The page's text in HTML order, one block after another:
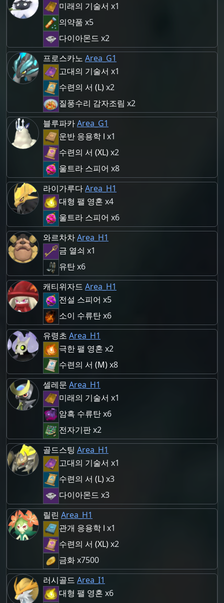
미래의 기술서 x1
의약품 x5
다이아몬드 x2
프로스카노 Area_G1
고대의 기술서 x1
수련의 서 (L)x2
질풍수리 감자조림 x2
블루파카Area_G1
운반 응용학 Ⅰ x1
수련의 서 (XL)x2
울트라 스피어 x8
라이가루다Area_H1
대형 팰 영혼 x4
울트라 스피어 x6
와르차차Area_H1
금 열쇠 x1
유탄x6
캐티위자드 Area_H1
전설 스피어 x5
소이 수류탄x6
유령초 Area_H1
극한 팰 영혼 x2
수련의 서 (M)x8
셀레문 Area_H1
미래의 기술서 x1
암흑 수류탄x6
전자기판x2
골드스팅 Area_H1
고대의 기술서 x1
수련의 서 (L)x3
다이아몬드 x3
릴린 Area_H1
관개 응용학 Ⅰ x1
수련의 서 (XL)x2
금화x7500
러시골드 Area_I1
대형 팰 영혼 x6